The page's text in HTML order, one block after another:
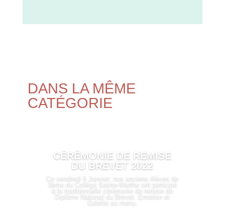
DANS LA MÊME
CATÉGORIE
CÉRÉMONIE DE REMISE
DU BREVET 2022
Ce vendredi 6 Janvier, nos anciens élèves de
3ème du Collège Sainte-Marthe ont participé
à la traditionnelle cérémonie de remise du
Diplôme National du Brevet. Emotion et
Galette au menu.